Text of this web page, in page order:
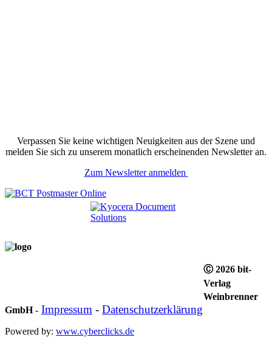
Verpassen Sie keine wichtigen Neuigkeiten aus der Szene und
melden Sie sich zu unserem monatlich erscheinenden Newsletter an.
Zum Newsletter anmelden
Ⓒ 2026 bit-
Verlag
Weinbrenner
GmbH- Impressum - Datenschutzerklärung
Powered by: www.cyberclicks.de